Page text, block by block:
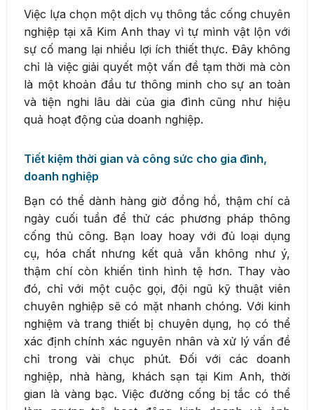
Việc lựa chọn một dịch vụ thông tắc cống chuyên
nghiệp tại xã Kim Anh thay vì tự mình vật lộn với
sự cố mang lại nhiều lợi ích thiết thực. Đây không
chỉ là việc giải quyết một vấn đề tạm thời mà còn
là một khoản đầu tư thông minh cho sự an toàn
và tiện nghi lâu dài của gia đình cũng như hiệu
quả hoạt động của doanh nghiệp.
Tiết kiệm thời gian và công sức cho gia đình,
doanh nghiệp
Bạn có thể dành hàng giờ đồng hồ, thậm chí cả
ngày cuối tuần để thử các phương pháp thông
cống thủ công. Bạn loay hoay với đủ loại dụng
cụ, hóa chất nhưng kết quả vẫn không như ý,
thậm chí còn khiến tình hình tệ hơn. Thay vào
đó, chỉ với một cuộc gọi, đội ngũ kỹ thuật viên
chuyên nghiệp sẽ có mặt nhanh chóng. Với kinh
nghiệm và trang thiết bị chuyên dụng, họ có thể
xác định chính xác nguyên nhân và xử lý vấn đề
chỉ trong vài chục phút. Đối với các doanh
nghiệp, nhà hàng, khách sạn tại Kim Anh, thời
gian là vàng bạc. Việc đường cống bị tắc có thể